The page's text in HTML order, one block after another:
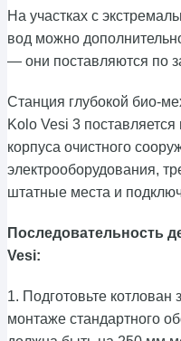
На участках с
вод можно
— они поставляются по
Станция глубокой био-
Kolo Vesi 3
корпуса очистного
электрооборудования,
штатные места и
Последовательность
Vesi:
1. Подготовьте
монтаже стандартного